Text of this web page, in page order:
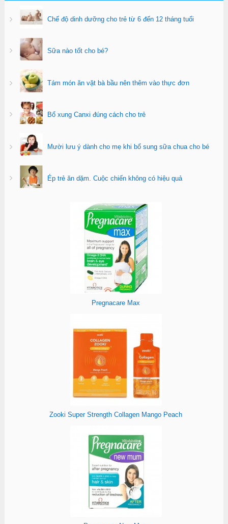
Chế độ dinh dưỡng cho trẻ từ 6 đến 12 tháng tuổi
Sữa nào tốt cho bé?
Tám món ăn vặt bà bầu nên thêm vào thực đơn
Bổ xung Canxi đúng cách cho trẻ
Mười lưu ý dành cho mẹ khi bổ sung sữa chua cho bé
Ép trẻ ăn dặm. Cuộc chiến không có hiệu quả
Pregnacare Max
Zooki Super Strength Collagen Mango Peach